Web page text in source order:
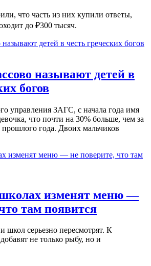
что часть из них купили ответы,
до ₽300 тысяч.
называют детей в
богов
управления ЗАГС, с начала года имя
что почти на 30% больше, чем за
года. Двоих мальчиков
школах изменят меню —
там появится
школ серьезно пересмотрят. К
не только рыбу, но и